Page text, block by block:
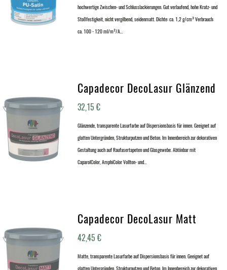
hochwertige Zwischen- und Schlusslackierungen. Gut verlaufend, hohe Kratz- und
Stoßfestigkeit, nicht vergilbend, seidenmatt. Dichte: ca. 1,2 g/cm³ Verbrauch:
ca. 100 - 120 ml/m²/A…
Capadecor DecoLasur Glänzend
32,15€
Glänzende, transparente Lasurfarbe auf Dispersionsbasis für innen. Geeignet auf
glatten Untergründen, Strukturputzen und Beton. Im Innenbereich zur dekorativen
Gestaltung auch auf Raufasertapeten und Glasgewebe. Abtönbar mit
CaparolColor, AmphiColor Vollton- und…
Capadecor DecoLasur Matt
42,45€
Matte, transparente Lasurfarbe auf Dispersionsbasis für innen. Geeignet auf
glatten Untergründen, Strukturputzen und Beton. Im Innenbereich zur dekorativen